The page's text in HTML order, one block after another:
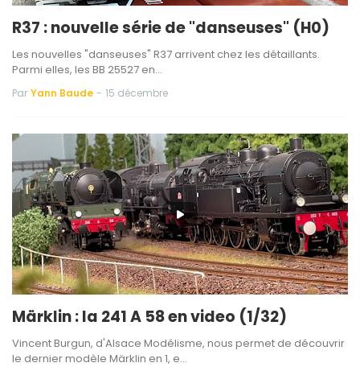
R37 : nouvelle série de "danseuses" (H0)
Les nouvelles "danseuses" R37 arrivent chez les détaillants.
Parmi elles, les BB 25527 en…
Par Yann Baude - 15 décembre
Märklin : la 241 A 58 en video (1/32)
Vincent Burgun, d'Alsace Modélisme, nous permet de découvrir
le dernier modèle Märklin en 1, e…